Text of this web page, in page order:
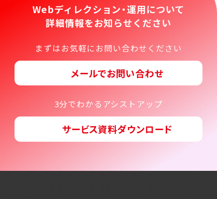
Webディレクション・運用について
詳細情報をお知らせください
まずはお気軽にお問い合わせください
メールでお問い合わせ
3分でわかるアシストアップ
サービス資料ダウンロード